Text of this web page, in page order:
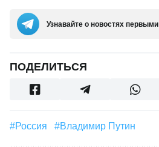
Узнавайте о новостях первыми
ПОДЕЛИТЬСЯ
#Россия #Владимир Путин